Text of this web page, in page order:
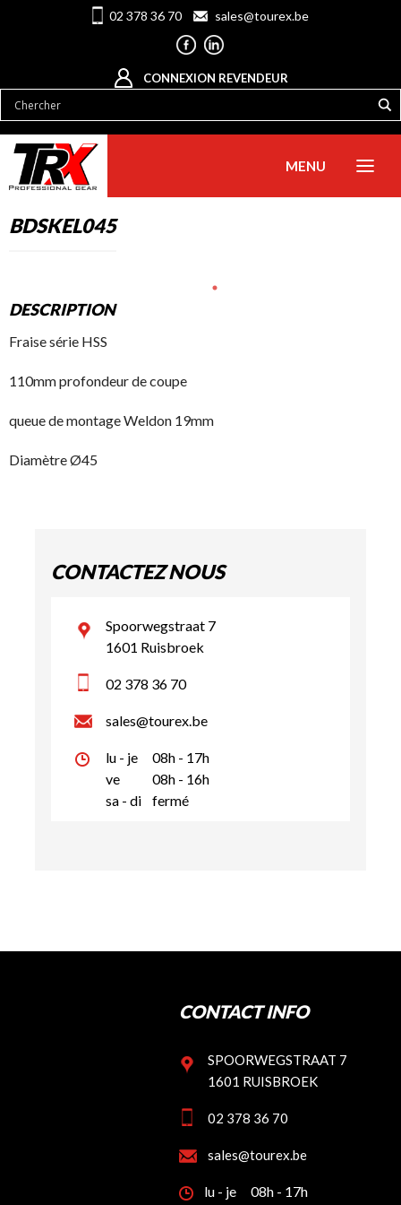
02 378 36 70 sales@tourex.be
CONNEXION REVENDEUR
MENU
BDSKEL045
DESCRIPTION
Fraise série HSS
110mm profondeur de coupe
queue de montage Weldon 19mm
Diamètre Ø45
CONTACTEZ NOUS
Spoorwegstraat 7
1601 Ruisbroek
02 378 36 70
sales@tourex.be
lu - je
08h - 17h
ve
08h - 16h
sa - di
fermé
CONTACT INFO
SPOORWEGSTRAAT 7
1601 RUISBROEK
02 378 36 70
sales@tourex.be
lu - je
08h - 17h